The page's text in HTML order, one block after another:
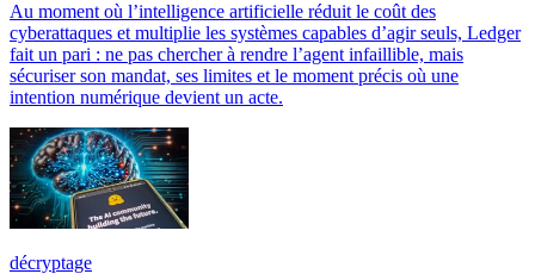
Au moment où l’intelligence artificielle réduit le coût des
cyberattaques et multiplie les systèmes capables d’agir seuls, Ledger
fait un pari : ne pas chercher à rendre l’agent infaillible, mais
sécuriser son mandat, ses limites et le moment précis où une
intention numérique devient un acte.
décryptage